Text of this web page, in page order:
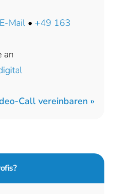
E-Mail • +49 163
an
Call vereinbaren »